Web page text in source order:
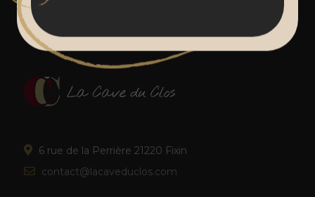
6 rue de la Perrière 21220 Fixin
contact@lacaveduclos.com